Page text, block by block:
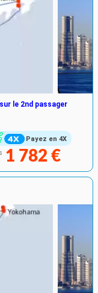
Payez en 4X
le 2nd passager
1 782 €